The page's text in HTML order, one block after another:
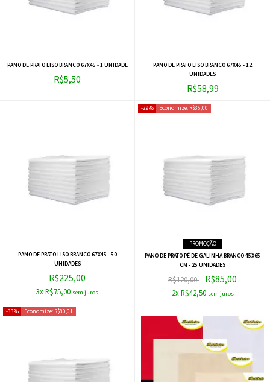
PANO DE PRATO LISO BRANCO 67X45 - 1 UNIDADE
R$5,50
PANO DE PRATO LISO BRANCO 67X45 - 12
UNIDADES
R$58,99
PANO DE PRATO LISO BRANCO 67X45 - 50
UNIDADES
R$225,00
3x R$75,00
PROMOÇÃO
PANO DE PRATO PÉ DE GALINHA BRANCO 45X65
CM - 25 UNIDADES
R$120,00 R$85,00
Economize: R$35,00
2x R$42,50
29%
Economize: R$80,01
33%